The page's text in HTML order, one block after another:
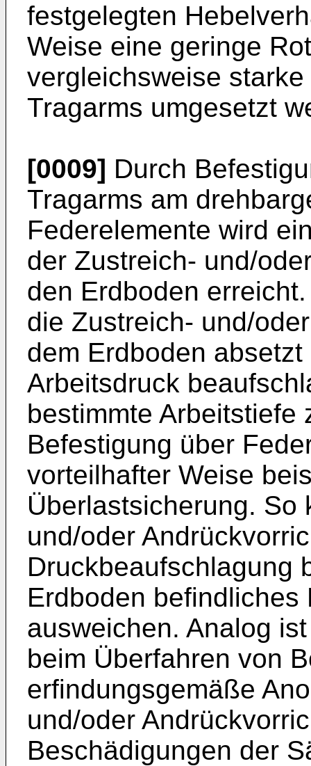
festgelegten
Weise eine geringe
vergleichsweise
Tragarms umgesetzt
[0009] Durch
Tragarms am
Federelemente wird
der Zustreich- und/
den Erdboden
die Zustreich- und/
dem Erdboden
Arbeitsdruck
bestimmte Arbeitstiefe
Befestigung über
vorteilhafter Weise
Überlastsicherung. So
und/oder
Druckbeaufschlagung
Erdboden
ausweichen. Analog
beim Überfahren von
erfindungsgemäße
und/oder
Beschädigungen der